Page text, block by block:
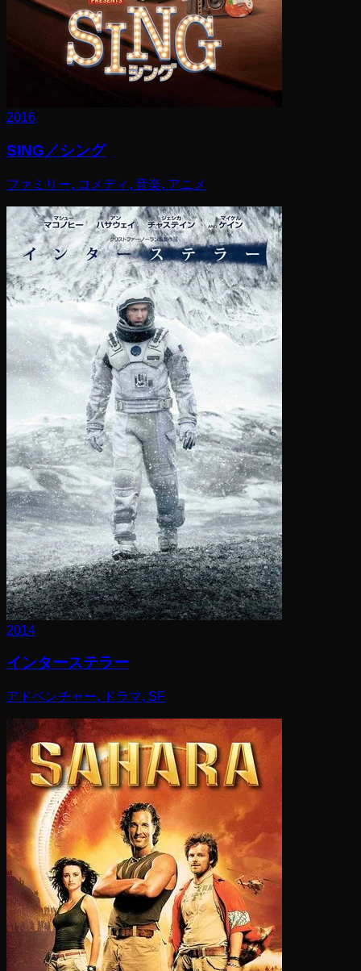
2016
SING／シング
ファミリー, コメディ, 音楽, アニメ
2014
インターステラー
アドベンチャー, ドラマ, SF